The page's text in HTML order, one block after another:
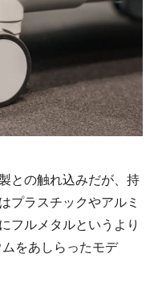
との触れ込みだが、持
プラスチックやアルミ
フルメタルというより
をあしらったモデ